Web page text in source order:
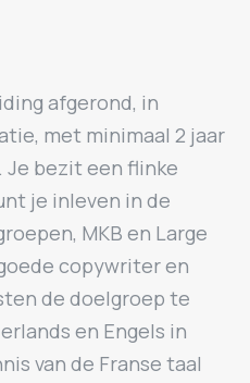
afgerond, in
met minimaal 2 jaar
Je bezit een flinke
je inleven in de
MKB en Large
copywriter en
de doelgroep te
en Engels in
van de Franse taal